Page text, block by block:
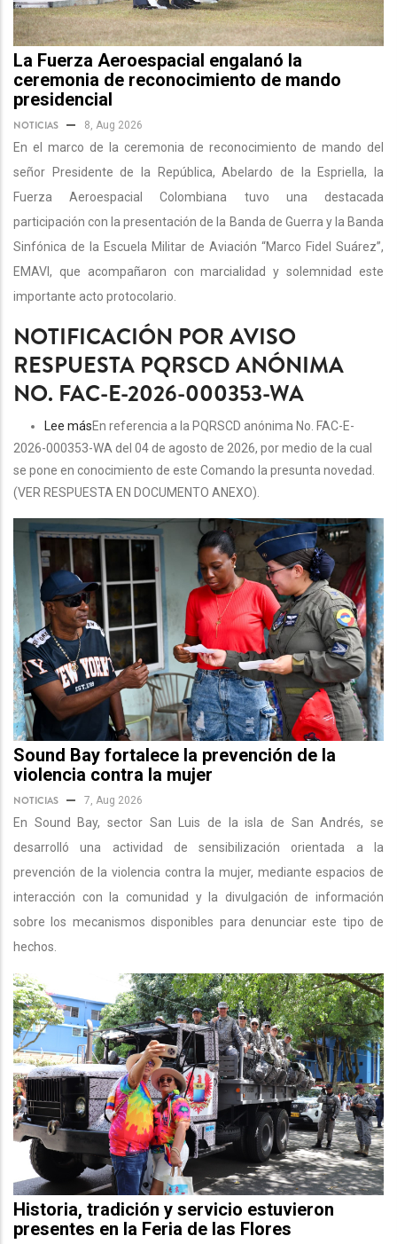
La Fuerza Aeroespacial engalanó la
ceremonia de reconocimiento de mando
presidencial
NOTICIAS 8, Aug 2026
En el marco de la ceremonia de reconocimiento de mando del
señor Presidente de la República, Abelardo de la Espriella, la
Fuerza Aeroespacial Colombiana tuvo una destacada
participación con la presentación de la Banda de Guerra y la Banda
Sinfónica de la Escuela Militar de Aviación “Marco Fidel Suárez”,
EMAVI, que acompañaron con marcialidad y solemnidad este
importante acto protocolario.
NOTIFICACIÓN POR AVISO
RESPUESTA PQRSCD ANÓNIMA
NO. FAC-E-2026-000353-WA
Lee mássobre
NOTIFICACIÓN
POR
AVISO
PQRSCD
ANÓNIMA
No.
FAC-
E-
2026-
000353-
WA
En referencia a la PQRSCD anónima No. FAC-E-
2026-000353-WA del 04 de agosto de 2026, por medio de la cual
se pone en conocimiento de este Comando la presunta novedad.
(VER RESPUESTA EN DOCUMENTO ANEXO).
Sound Bay fortalece la prevención de la
violencia contra la mujer
NOTICIAS 7, Aug 2026
En Sound Bay, sector San Luis de la isla de San Andrés, se
desarrolló una actividad de sensibilización orientada a la
prevención de la violencia contra la mujer, mediante espacios de
interacción con la comunidad y la divulgación de información
sobre los mecanismos disponibles para denunciar este tipo de
hechos.
Historia, tradición y servicio estuvieron
presentes en la Feria de las Flores